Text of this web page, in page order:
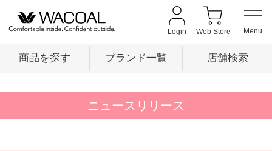
Login Web Store
商品を探す ブランド一覧 店舗検索
ニュースリリース